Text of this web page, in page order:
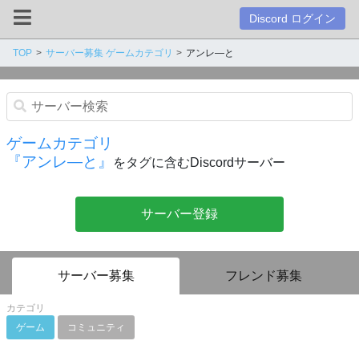
Discord ログイン
TOP サーバー募集 ゲームカテゴリ アンレ―と
ゲームカテゴリ
『アンレ―と』
をタグに含むDiscordサーバー
サーバー登録
サーバー募集 フレンド募集
カテゴリ
ゲーム
コミュニティ